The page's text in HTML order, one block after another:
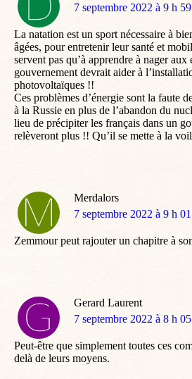
dit
7 septembre 2022 à 9 h
La natation est un sport nécessaire à
âgées, pour entretenir leur santé et
servent pas qu’à apprendre à nager aux
gouvernement devrait aider à
photovoltaïques !!
Ces problèmes d’énergie sont la faute
à la Russie en plus de l’abandon du
lieu de précipiter les français dans un
relèveront plus !! Qu’il se mette à la
Merdalors
dit
7 septembre 2022 à 9 h
Zemmour peut rajouter un chapitre à
Gerard Laurent
dit
7 septembre 2022 à 8 h
Peut-être que simplement toutes ces
delà de leurs moyens.